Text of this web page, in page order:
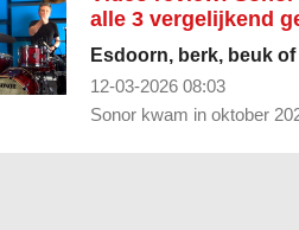
alle 3 vergelijkend
Esdoorn, berk, beuk
12-03-2026 08:03
Sonor kwam in oktober